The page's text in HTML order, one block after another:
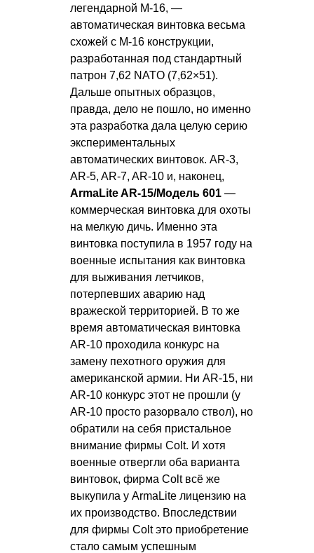
легендарной М-16, —
автоматическая винтовка весьма
схожей с М-16 конструкции,
разработанная под стандартный
патрон 7,62 NATO (7,62×51).
Дальше опытных образцов,
правда, дело не пошло, но именно
эта разработка дала целую серию
экспериментальных
автоматических винтовок. AR-3,
AR-5, AR-7, AR-10 и, наконец,
ArmaLite AR-15/Модель 601 —
коммерческая винтовка для охоты
на мелкую дичь. Именно эта
винтовка поступила в 1957 году на
военные испытания как винтовка
для выживания летчиков,
потерпевших аварию над
вражеской территорией. В то же
время автоматическая винтовка
AR-10 проходила конкурс на
замену пехотного оружия для
американской армии. Ни AR-15, ни
AR-10 конкурс этот не прошли (у
AR-10 просто разорвало ствол), но
обратили на себя пристальное
внимание фирмы Colt. И хотя
военные отвергли оба варианта
винтовок, фирма Colt всё же
выкупила у ArmaLite лицензию на
их производство. Впоследствии
для фирмы Colt это приобретение
стало самым успешным